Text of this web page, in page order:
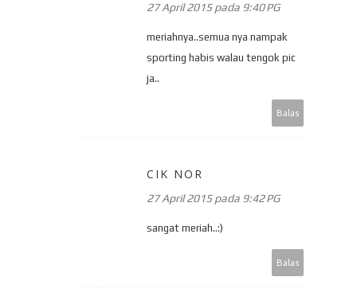
27 April 2015 pada 9:40 PG
meriahnya..semua nya nampak
sporting habis walau tengok pic
ja..
Balas
CIK NOR
27 April 2015 pada 9:42 PG
sangat meriah..:)
Balas